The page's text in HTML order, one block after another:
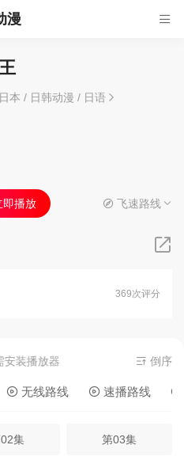
漫
日本 / 日韩动漫/ 日语
即播放 飞速路线
369次评分
装播放器 倒序
无线路线 速播路线
集 第03集